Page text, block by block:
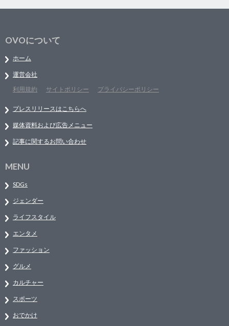
OVOについて
ホーム
運営会社
利用規約
サイトポリシー プライバシーポリシー
プレスリリースはこちらへ
媒体資料および広告メニュー
記事に関するお問い合わせ
MENU
SDGs
ジェンダー
ライフスタイル
エンタメ
ファッション
グルメ
カルチャー
スポーツ
おでかけ